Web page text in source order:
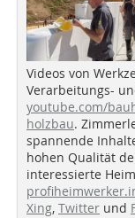
Videos von
Verarbeitungs-
youtube.com/
holzbau.
spannende
hohen Qualität
interessierte
Xing, Twitter und